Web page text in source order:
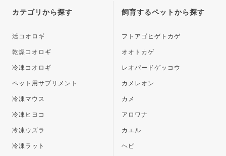
カテゴリから探す
活コオロギ
乾燥コオロギ
冷凍コオロギ
ペット用サプリメント
冷凍マウス
冷凍ヒヨコ
冷凍ウズラ
冷凍ラット
飼育するペットから探す
フトアゴヒゲトカゲ
オオトカゲ
レオパードゲッコウ
カメレオン
カメ
アロワナ
カエル
ヘビ